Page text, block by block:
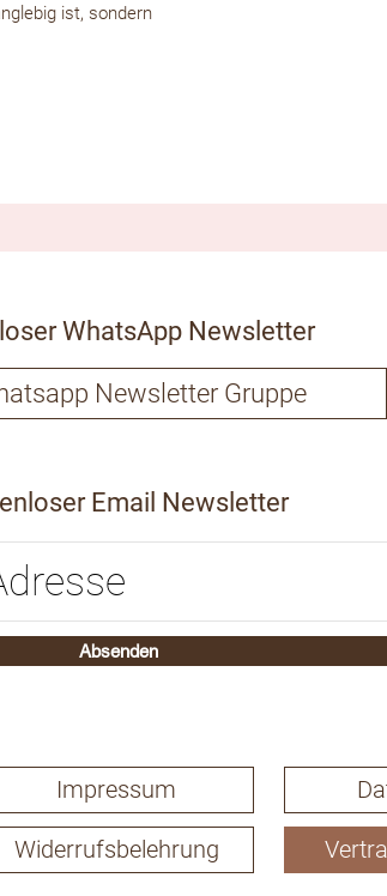
ist, sondern
Newsletter Gruppe
WhatsApp Newsletter
Email Newsletter
Absenden
Impressum
Widerrufsbelehrung